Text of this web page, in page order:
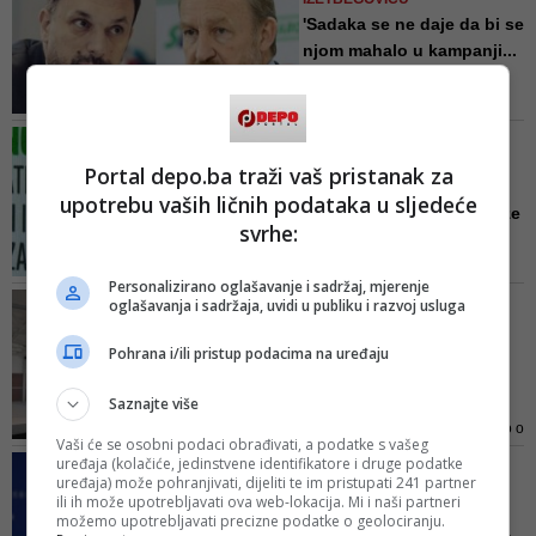
'Sadaka se ne daje da bi se
njom mahalo u kampanji...
možda slikamo?, napisao je
Konaković
Izetbegović mrtav -
ozbiljan: Mlade koji odlaze
poručio da će odlazak mladih iz
BiH biti nadoknađen visokom
PREŠUTNI DOGOVOR
Kuju li Efendić i
Sad je faktički jasno da se radilo o
propaloj političkoj igranci koja je
za cilj imala samo jedno – pomoći
Bakiru Izetbegoviću u utrci za
člana Predsjedništva BiH, a
POSLANIK U
PREDSTAVNIČKOM DOMU
PSBIH
Portal depo.ba traži vaš pristanak za
upotrebu vaših ličnih podataka u sljedeće
svrhe:
Personalizirano oglašavanje i sadržaj, mjerenje
oglašavanja i sadržaja, uvidi u publiku i razvoj usluga
Pohrana i/ili pristup podacima na uređaju
Saznajte više
Vaši će se osobni podaci obrađivati, a podatke s vašeg
uređaja (kolačiće, jedinstvene identifikatore i druge podatke
uređaja) može pohranjivati, dijeliti te im pristupati 241 partner
ili ih može upotrebljavati ova web-lokacija. Mi i naši partneri
možemo upotrebljavati precizne podatke o geolociranju.